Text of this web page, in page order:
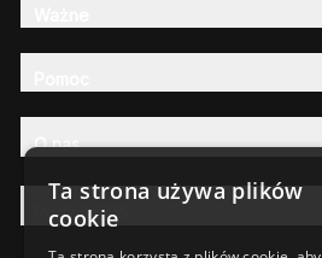
O nas
Rodzina AW
Ta strona używa plików
cookie